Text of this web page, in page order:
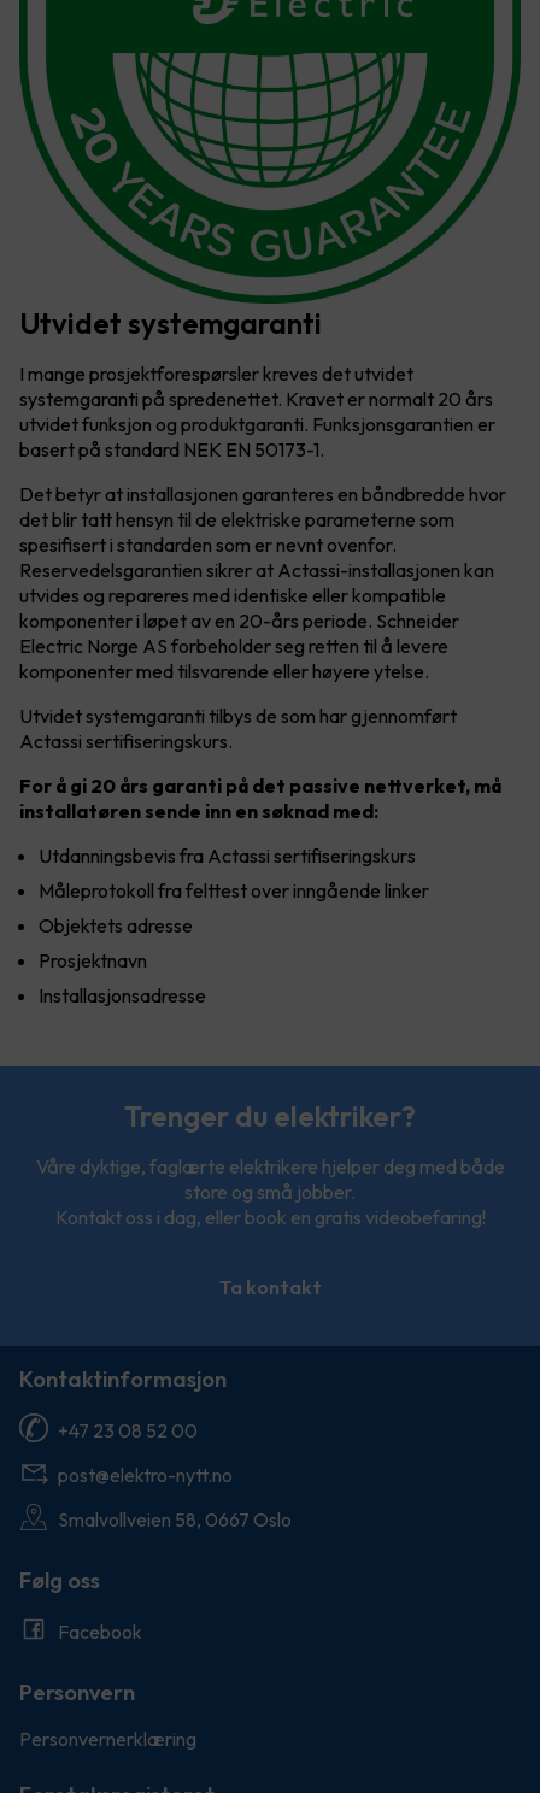
Utvidet systemgaranti
I mange prosjektforespørsler kreves det utvidet
systemgaranti på spredenettet. Kravet er normalt 20 års
utvidet funksjon og produktgaranti. Funksjonsgarantien er
basert på standard NEK EN 50173-1.
Det betyr at installasjonen garanteres en båndbredde hvor
det blir tatt hensyn til de elektriske parameterne som
spesifisert i standarden som er nevnt ovenfor.
Reservedelsgarantien sikrer at Actassi-installasjonen kan
utvides og repareres med identiske eller kompatible
komponenter i løpet av en 20-års periode. Schneider
Electric Norge AS forbeholder seg retten til å levere
komponenter med tilsvarende eller høyere ytelse.
Utvidet systemgaranti tilbys de som har gjennomført
Actassi sertifiseringskurs.
For å gi 20 års garanti på det passive nettverket, må
installatøren sende inn en søknad med:
Utdanningsbevis fra Actassi sertifiseringskurs
Måleprotokoll fra felttest over inngående linker
Objektets adresse
Prosjektnavn
Installasjonsadresse
Trenger du elektriker?
Våre dyktige, faglærte elektrikere hjelper deg med både
store og små jobber.
Kontakt oss i dag, eller book en gratis videobefaring!
Ta kontakt
Kontaktinformasjon
+47 23 08 52 00
post@elektro-nytt.no
Smalvollveien 58, 0667 Oslo
Følg oss
Facebook
Personvern
Personvernerklæring